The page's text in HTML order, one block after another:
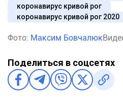
коронавирус кривой рог
коронавирус кривой рог 2020
Фото: Максим Бовчалюк
Поделиться в соцсетях